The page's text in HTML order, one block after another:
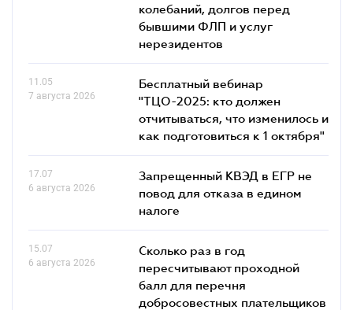
колебаний, долгов перед
бывшими ФЛП и услуг
нерезидентов
11.05
7 августа 2026
Бесплатный вебинар
"ТЦО-2025: кто должен
отчитываться, что изменилось и
как подготовиться к 1 октября"
17.07
6 августа 2026
Запрещенный КВЭД в ЕГР не
повод для отказа в едином
налоге
15.07
6 августа 2026
Сколько раз в год
пересчитывают проходной
балл для перечня
добросовестных плательщиков